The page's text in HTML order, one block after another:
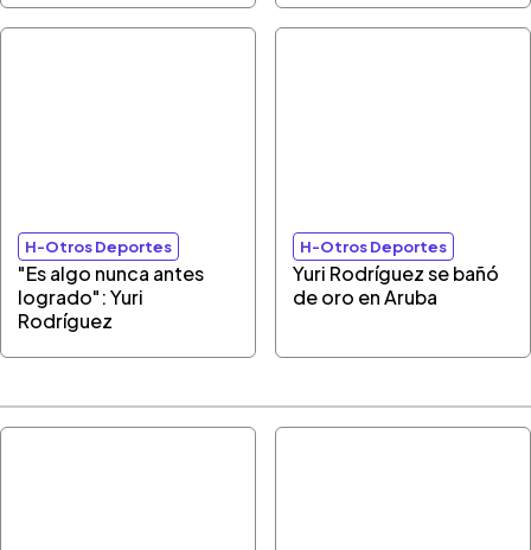
H-Otros Deportes
"Es algo nunca antes
logrado": Yuri
Rodríguez
H-Otros Deportes
Yuri Rodríguez se bañó
de oro en Aruba